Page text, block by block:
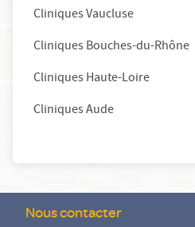
Cliniques Vaucluse
Cliniques Bouches-du-Rhône
Cliniques Haute-Loire
Cliniques Aude
Nous contacter